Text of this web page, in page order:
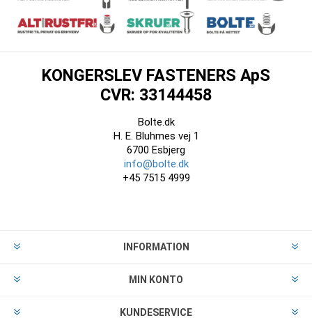
KONGERSLEV FASTENERS ApS
CVR: 33144458
Bolte.dk
H. E. Bluhmes vej 1
6700 Esbjerg
info@bolte.dk
+45 7515 4999
INFORMATION
MIN KONTO
KUNDESERVICE